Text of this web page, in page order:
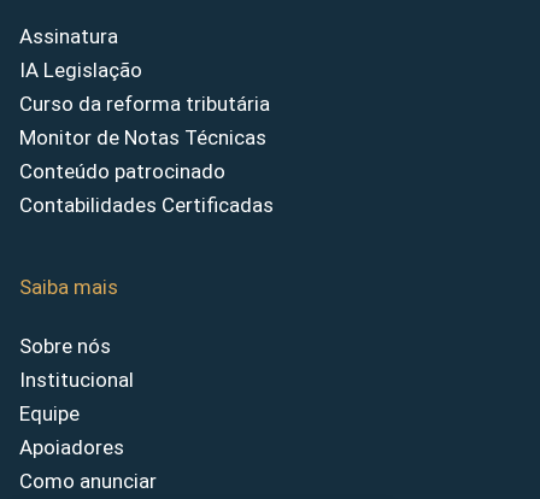
Assinatura
IA Legislação
Curso da reforma tributária
Monitor de Notas Técnicas
Conteúdo patrocinado
Contabilidades Certificadas
Saiba mais
Sobre nós
Institucional
Equipe
Apoiadores
Como anunciar